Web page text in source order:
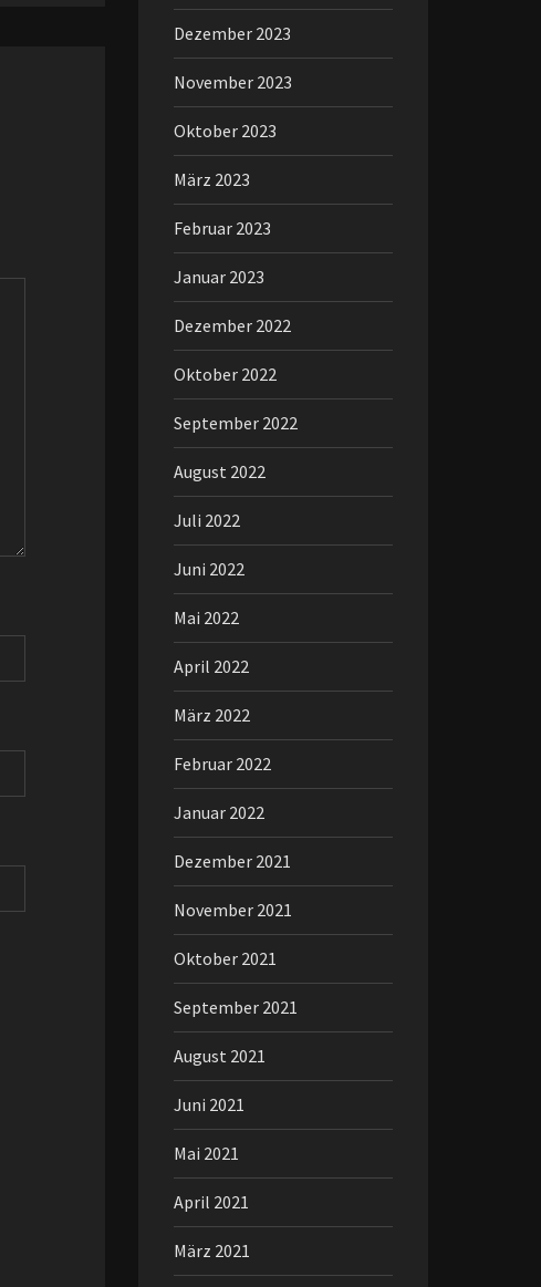
Dezember 2023
November 2023
Oktober 2023
März 2023
Februar 2023
Januar 2023
Dezember 2022
Oktober 2022
September 2022
August 2022
Juli 2022
Juni 2022
Mai 2022
April 2022
März 2022
Februar 2022
Januar 2022
Dezember 2021
November 2021
Oktober 2021
September 2021
August 2021
Juni 2021
Mai 2021
April 2021
März 2021